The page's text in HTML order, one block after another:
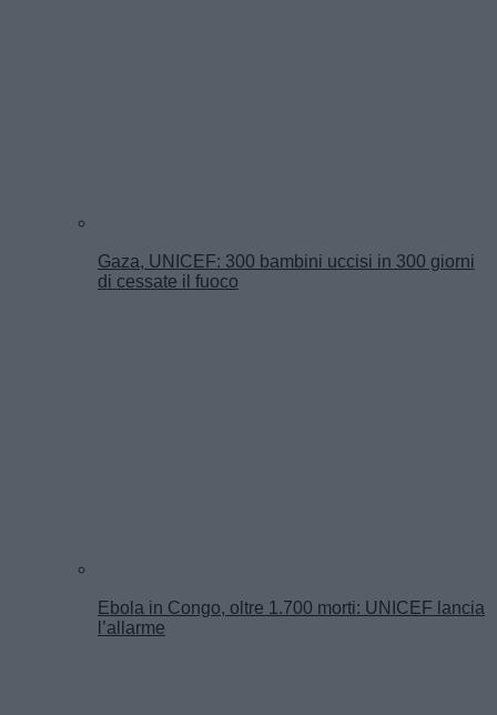
Gaza, UNICEF: 300 bambini uccisi in 300 giorni
di cessate il fuoco
Ebola in Congo, oltre 1.700 morti: UNICEF lancia
l’allarme